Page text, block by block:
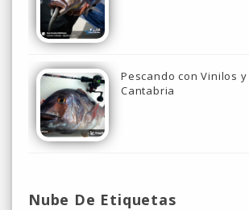
Pescando con Vinilos
Cantabria
Nube De Etiquetas